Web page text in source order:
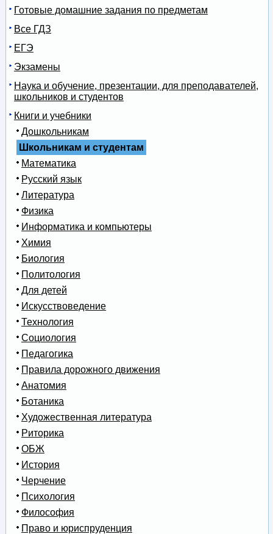
Готовые домашние задания по предметам
Все ГДЗ
ЕГЭ
Экзамены
Наука и обучение, презентации, для преподавателей,
школьников и студентов
Книги и учебники
Дошкольникам
Школьникам и студентам
Математика
Русский язык
Литература
Физика
Информатика и компьютеры
Химия
Биология
Политология
Для детей
Искусствоведение
Технология
Социология
Педагогика
Правила дорожного движения
Анатомия
Ботаника
Художественная литература
Риторика
ОБЖ
История
Черчение
Психология
Философия
Право и юриспруденция